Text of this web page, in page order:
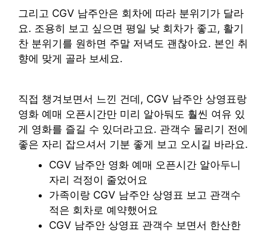
그리고 CGV 남주안은 회차에 따라 분위기가 달라
요. 조용히 보고 싶으면 평일 낮 회차가 좋고, 활기
찬 분위기를 원하면 주말 저녁도 괜찮아요. 본인 취
향에 맞게 골라 보세요.
직접 챙겨보면서 느낀 건데, CGV 남주안 상영표랑
영화 예매 오픈시간만 미리 알아둬도 훨씬 여유 있
게 영화를 즐길 수 있더라고요. 관객수 몰리기 전에
좋은 자리 잡으셔서 기분 좋게 보고 오시길 바라요.
CGV 남주안 영화 예매 오픈시간 알아두니
자리 걱정이 줄었어요
가족이랑 CGV 남주안 상영표 보고 관객수
적은 회차로 예약했어요
CGV 남주안 상영표 관객수 보면서 한산한